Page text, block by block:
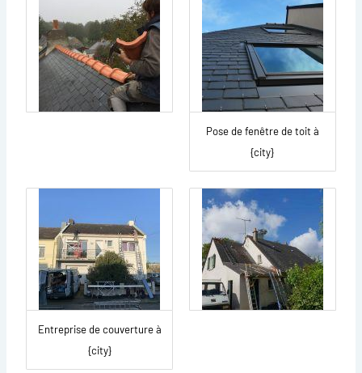
Pose de fenêtre de toit à
{city}
Entreprise de couverture à
{city}